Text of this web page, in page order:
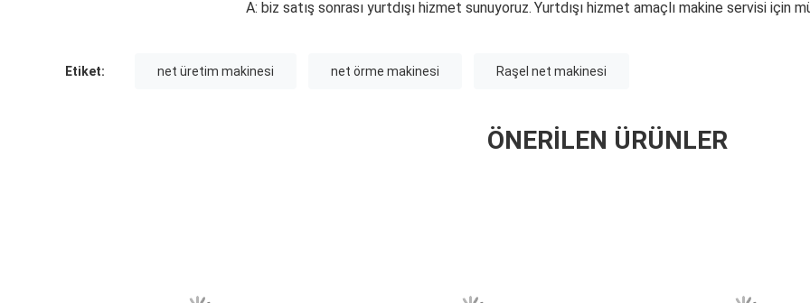
A: biz satış sonrası yurtdışı hizmet sunuyoruz. Yurtdışı hizmet amaçlı makine servisi için
Etiket: net üretim makinesi net örme makinesi Raşel net makinesi
ÖNERILEN ÜRÜNLER